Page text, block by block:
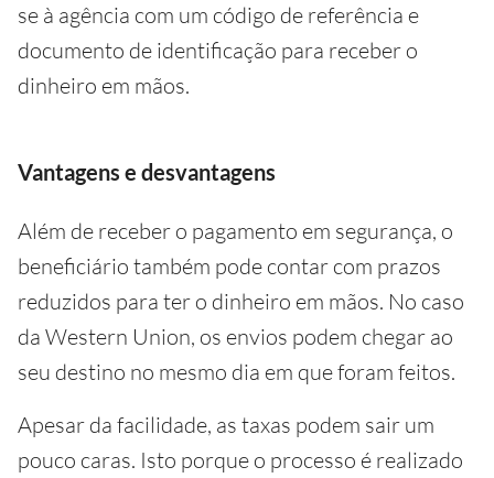
se à agência com um código de referência e
documento de identificação para receber o
dinheiro em mãos.
Vantagens e desvantagens
Além de receber o pagamento em segurança, o
beneficiário também pode contar com prazos
reduzidos para ter o dinheiro em mãos. No caso
da Western Union, os envios podem chegar ao
seu destino no mesmo dia em que foram feitos.
Apesar da facilidade, as taxas podem sair um
pouco caras. Isto porque o processo é realizado